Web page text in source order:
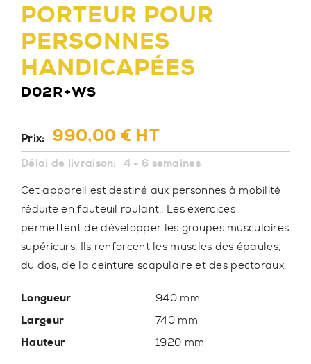
PORTEUR POUR
PERSONNES
HANDICAPÉES
D02R+WS
Prix: 990,00 € HT
Délai de livraison: 4 - 6 semaines
Cet appareil est destiné aux personnes à mobilité
réduite en fauteuil roulant.. Les exercices
permettent de développer les groupes musculaires
supérieurs. Ils renforcent les muscles des épaules,
du dos, de la ceinture scapulaire et des pectoraux.
Longueur
940 mm
Largeur
740 mm
Hauteur
1920 mm